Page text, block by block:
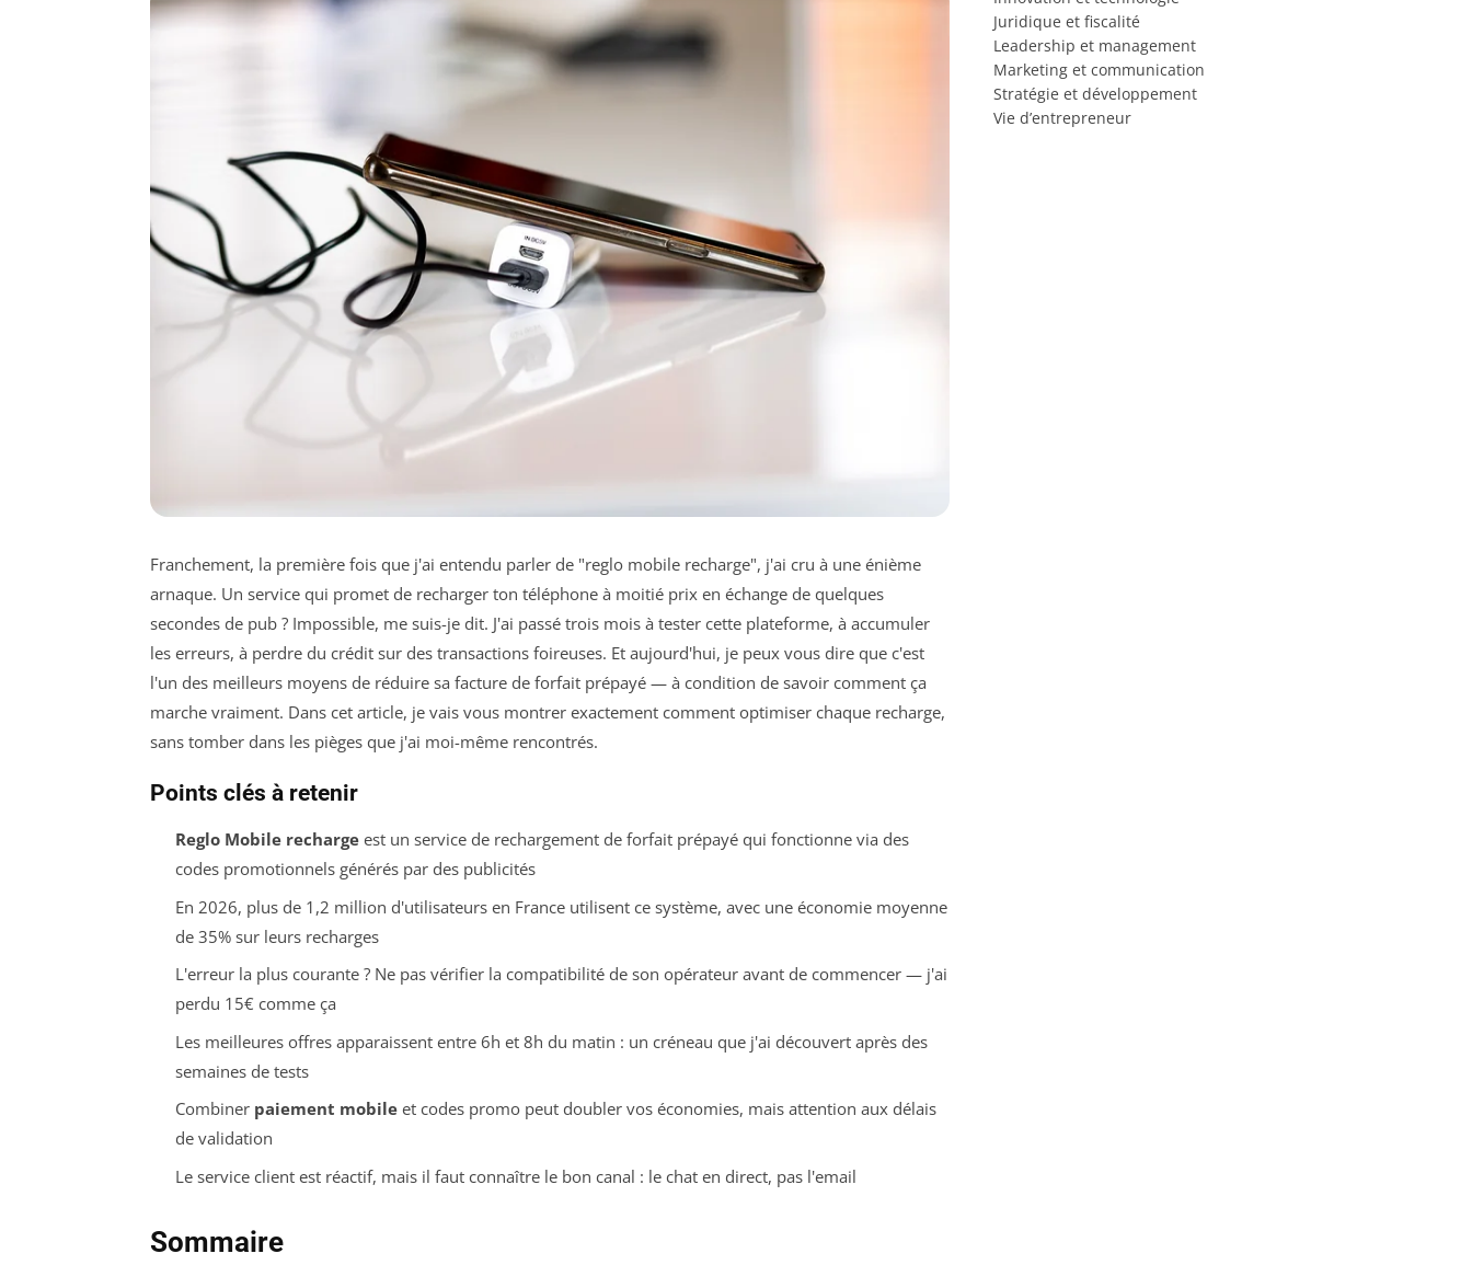
Franchement, la première fois que j'ai entendu parler de "reglo mobile recharge", j'ai cru à une énième
arnaque. Un service qui promet de recharger ton téléphone à moitié prix en échange de quelques
secondes de pub ? Impossible, me suis-je dit. J'ai passé trois mois à tester cette plateforme, à accumuler
les erreurs, à perdre du crédit sur des transactions foireuses. Et aujourd'hui, je peux vous dire que c'est
l'un des meilleurs moyens de réduire sa facture de forfait prépayé — à condition de savoir comment ça
marche vraiment. Dans cet article, je vais vous montrer exactement comment optimiser chaque recharge,
sans tomber dans les pièges que j'ai moi-même rencontrés.
Points clés à retenir
Reglo Mobile rechargeest un service de rechargement de forfait prépayé qui fonctionne via des
codes promotionnels générés par des publicités
En 2026, plus de 1,2 million d'utilisateurs en France utilisent ce système, avec une économie moyenne
de 35% sur leurs recharges
L'erreur la plus courante ? Ne pas vérifier la compatibilité de son opérateur avant de commencer — j'ai
perdu 15€ comme ça
Les meilleures offres apparaissent entre 6h et 8h du matin : un créneau que j'ai découvert après des
semaines de tests
Combiner paiement mobileet codes promo peut doubler vos économies, mais attention aux délais
de validation
Le service client est réactif, mais il faut connaître le bon canal : le chat en direct, pas l'email
Sommaire
Juridique et fiscalité
Leadership et management
Marketing et communication
Stratégie et développement
Vie d’entrepreneur